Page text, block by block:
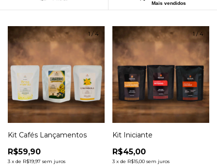
Mais vendidos
1/4
Kit Cafés Lançamentos
R$59,90
3 x de R$19,97 sem juros
1/4
Kit Iniciante
R$45,00
3 x de R$15,00 sem juros